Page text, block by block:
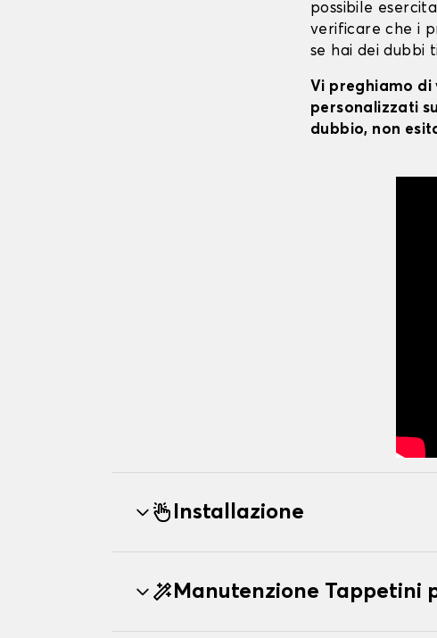
possibile
verificare che i
se hai dei dubbi
Vi preghiamo di
personalizzati
dubbio, non
Installazione
Manutenzione Tappetini